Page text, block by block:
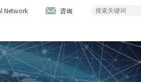
Network 咨询